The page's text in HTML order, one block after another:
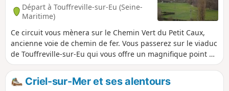
Départ à Touffreville-sur-Eu (Seine-
Maritime)
Ce circuit vous mènera sur le Chemin Vert du Petit Caux,
ancienne voie de chemin de fer. Vous passerez sur le viaduc
de Touffreville-sur-Eu qui vous offre un magnifique point de
vue sur le village et sur le cours de l'Yères.
Criel-sur-Mer et ses alentours